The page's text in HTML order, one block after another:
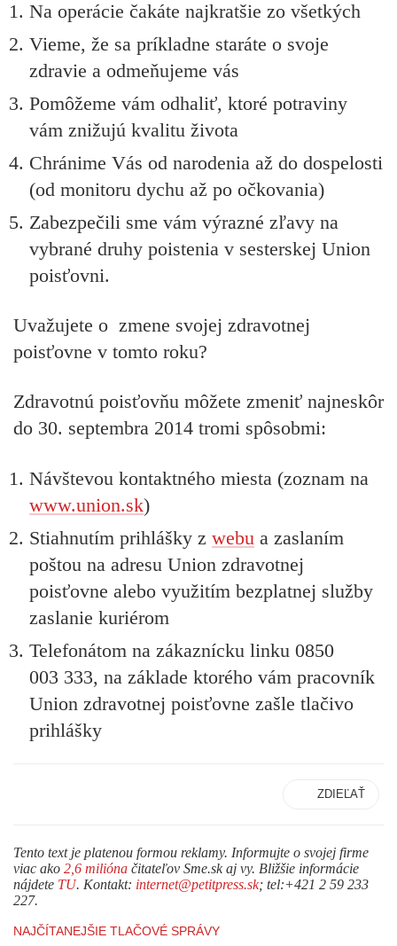
Na operácie čakáte najkratšie zo všetkých
Vieme, že sa príkladne staráte o svoje
zdravie a odmeňujeme vás
Pomôžeme vám odhaliť, ktoré potraviny
vám znižujú kvalitu života
Chránime Vás od narodenia až do dospelosti
(od monitoru dychu až po očkovania)
Zabezpečili sme vám výrazné zľavy na
vybrané druhy poistenia v sesterskej Union
poisťovni.
Uvažujete o zmene svojej zdravotnej
poisťovne v tomto roku?
Zdravotnú poisťovňu môžete zmeniť najneskôr
do 30. septembra 2014 tromi spôsobmi:
Návštevou kontaktného miesta (zoznam na
www.union.sk)
Stiahnutím prihlášky z webu a zaslaním
poštou na adresu Union zdravotnej
poisťovne alebo využitím bezplatnej služby
zaslanie kuriérom
Telefonátom na zákaznícku linku 0850
003 333, na základe ktorého vám pracovník
Union zdravotnej poisťovne zašle tlačivo
prihlášky
ZDIEĽAŤ
Tento text je platenou formou reklamy. Informujte o svojej firme
viac ako 2,6 milióna čitateľov Sme.sk aj vy. Bližšie informácie
nájdete TU. Kontakt: internet@petitpress.sk; tel:+421 2 59 233
227.
NAJČÍTANEJŠIE TLAČOVÉ SPRÁVY